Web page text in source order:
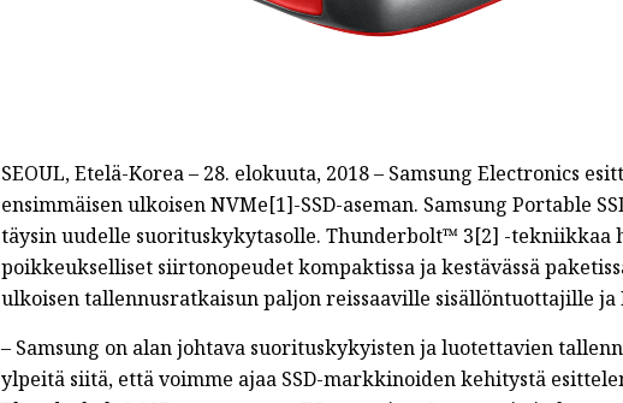
SEOUL, Etelä-Korea – 28. elokuuta, 2018 – Samsung Electronics
ensimmäisen ulkoisen NVMe[1]-SSD-aseman. Samsung Portable
täysin uudelle suorituskykytasolle. Thunderbolt™ 3[2] -tekniikkaa
poikkeukselliset siirtonopeudet kompaktissa ja kestävässä
ulkoisen tallennusratkaisun paljon reissaaville sisällöntuottajille
– Samsung on alan johtava suorituskykyisten ja luotettavien
ylpeitä siitä, että voimme ajaa SSD-markkinoiden kehitystä